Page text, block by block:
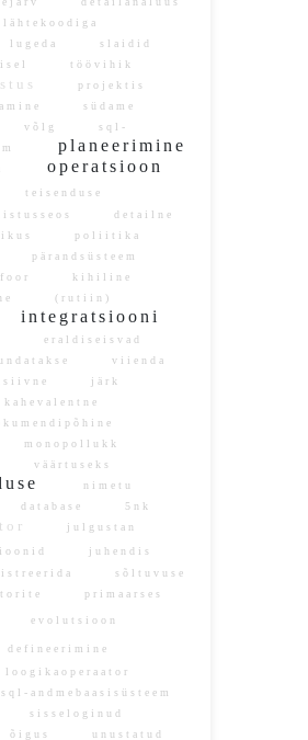
lugeda
slaidid
töövihik
projektis
südame
võlg
sql-
planeerimine
operatsioon
teisenduse
detailne
poliitika
pärandsüsteem
kihiline
(rutiin)
integratsiooni
eraldiseisvad
viienda
järk
monopollukk
väärtuseks
nimetu
database
5nk
julgustan
juhendis
sõltuvuse
primaarses
evolutsioon
defineerimine
andmebaasisüsteem
sisseloginud
õigus
unustatud